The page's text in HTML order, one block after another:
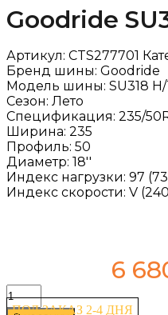
Goodride
Артикул: CTS277701
Бренд шины: Goodride
Модель шины: SU318
Сезон: Лето
Спецификация: 235/
Ширина: 235
Профиль: 50
Диаметр: 18''
Индекс нагрузки: 97
Индекс скорости: V
6
ПОД ЗАКАЗ 2-4 ДНЯ
Количество
товара